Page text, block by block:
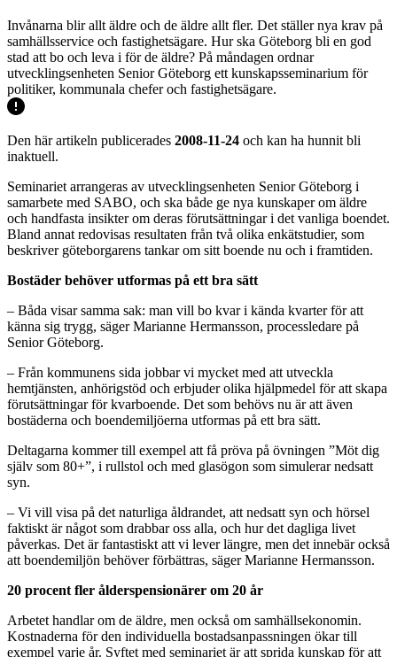
Invånarna blir allt äldre och de äldre allt fler. Det ställer nya krav på
samhällsservice och fastighetsägare. Hur ska Göteborg bli en god
stad att bo och leva i för de äldre? På måndagen ordnar
utvecklingsenheten Senior Göteborg ett kunskapsseminarium för
politiker, kommunala chefer och fastighetsägare.
Den här artikeln publicerades 2008-11-24 och kan ha hunnit bli
inaktuell.
Seminariet arrangeras av utvecklingsenheten Senior Göteborg i
samarbete med SABO, och ska både ge nya kunskaper om äldre
och handfasta insikter om deras förutsättningar i det vanliga boendet.
Bland annat redovisas resultaten från två olika enkätstudier, som
beskriver göteborgarens tankar om sitt boende nu och i framtiden.
Bostäder behöver utformas på ett bra sätt
– Båda visar samma sak: man vill bo kvar i kända kvarter för att
känna sig trygg, säger Marianne Hermansson, processledare på
Senior Göteborg.
– Från kommunens sida jobbar vi mycket med att utveckla
hemtjänsten, anhörigstöd och erbjuder olika hjälpmedel för att skapa
förutsättningar för kvarboende. Det som behövs nu är att även
bostäderna och boendemiljöerna utformas på ett bra sätt.
Deltagarna kommer till exempel att få pröva på övningen ”Möt dig
själv som 80+”, i rullstol och med glasögon som simulerar nedsatt
syn.
– Vi vill visa på det naturliga åldrandet, att nedsatt syn och hörsel
faktiskt är något som drabbar oss alla, och hur det dagliga livet
påverkas. Det är fantastiskt att vi lever längre, men det innebär också
att boendemiljön behöver förbättras, säger Marianne Hermansson.
20 procent fler ålderspensionärer om 20 år
Arbetet handlar om de äldre, men också om samhällsekonomin.
Kostnaderna för den individuella bostadsanpassningen ökar till
exempel varje år. Syftet med seminariet är att sprida kunskap för att